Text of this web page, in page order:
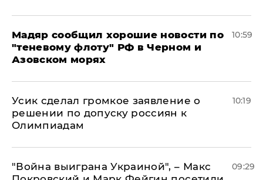
Мадяр сообщил хорошие новости по
"теневому флоту" РФ в Черном и
Азовском морях
10:59
Усик сделал громкое заявление о
решении по допуску россиян к
Олимпиадам
10:19
"Война выиграна Украиной", – Макс
09:29